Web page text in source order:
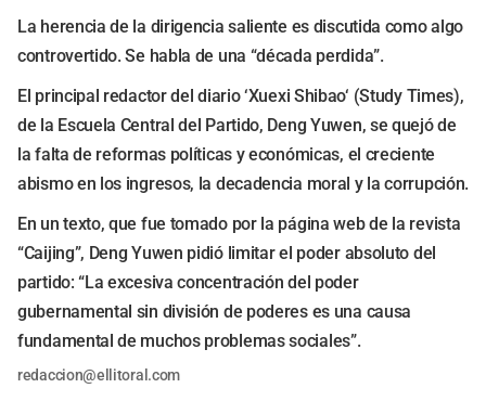
La herencia de la dirigencia saliente es discutida como algo
controvertido. Se habla de una “década perdida”.
El principal redactor del diario ‘Xuexi Shibao‘ (Study Times),
de la Escuela Central del Partido, Deng Yuwen, se quejó de
la falta de reformas políticas y económicas, el creciente
abismo en los ingresos, la decadencia moral y la corrupción.
En un texto, que fue tomado por la página web de la revista
“Caijing”, Deng Yuwen pidió limitar el poder absoluto del
partido: “La excesiva concentración del poder
gubernamental sin división de poderes es una causa
fundamental de muchos problemas sociales”.
redaccion@ellitoral.com